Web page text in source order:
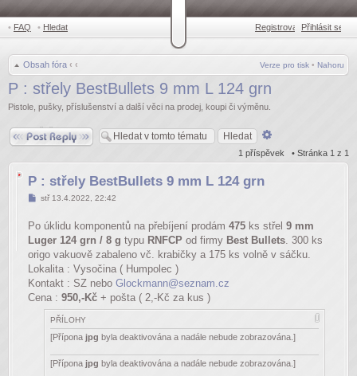
• FAQ • Hledat Registrovat •Přihlásit se
Obsah fóra ‹ ‹ Nahoru
Verze pro tisk •
P : střely BestBullets 9 mm L 124 grn
Pistole, pušky, příslušenství a další věci na prodej, koupi či výměnu.
Odpovědět
1 příspěvek • Stránka 1 z 1
P : střely BestBullets 9 mm L 124 grn
Příspěvek
stř 13.4.2022, 22:42
Po úklidu komponentů na přebíjení prodám 475 ks střel 9 mm
Luger 124 grn / 8 g typu RNFCP od firmy Best Bullets . 300 ks
origo vakuově zabaleno vč. krabičky a 175 ks volně v sáčku.
Lokalita : Vysočina ( Humpolec )
Kontakt : SZ nebo Glockmann@seznam.cz
Cena : 950,-Kč + pošta ( 2,-Kč za kus )
PŘÍLOHY
[Přípona jpg byla deaktivována a nadále nebude zobrazována.]
[Přípona jpg byla deaktivována a nadále nebude zobrazována.]